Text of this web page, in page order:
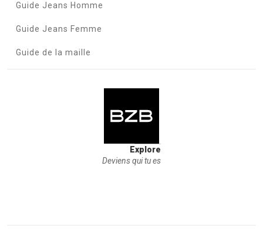
Guide Jeans Homme
Guide Jeans Femme
Guide de la maille
Explore
Deviens qui tu es